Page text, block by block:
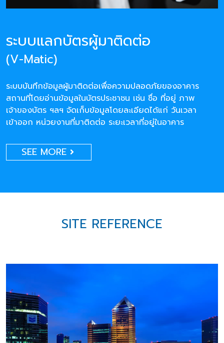
ระบบแลกบัตรผู้มาติดต่อ
(V-Matic)
ระบบบันทึกข้อมูลผู้มาติดต่อเพื่อความปลอดภัยของอาคาร
สถานที่โดยอ่านข้อมูลในบัตรประชาชน เช่น ชื่อ ที่อยู่ ภาพ
เจ้าของบัตร ฯลฯ จัดเก็บข้อมูลโดยละเอียดได้แก่ วันเวลา
เข้าออก หน่วยงานที่มาติดต่อ ระยะเวลาที่อยู่ในอาคาร
SEE MORE
SITE REFERENCE